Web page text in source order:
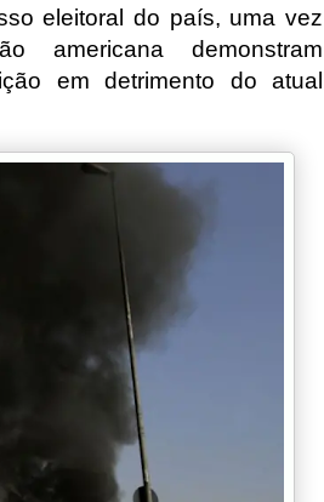
eleitoral do país, uma vez
americana demonstram
em detrimento do atual